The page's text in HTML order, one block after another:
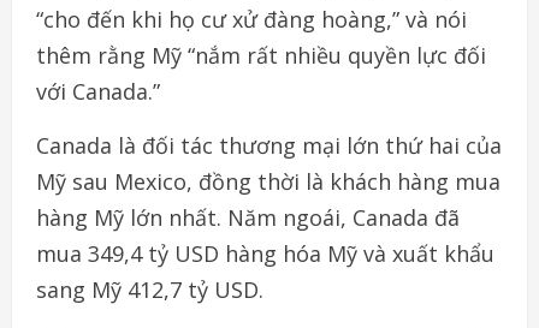
“cho đến khi họ cư xử đàng hoàng,” và nói
thêm rằng Mỹ “nắm rất nhiều quyền lực đối
với Canada.”
Canada là đối tác thương mại lớn thứ hai của
Mỹ sau Mexico, đồng thời là khách hàng mua
hàng Mỹ lớn nhất. Năm ngoái, Canada đã
mua 349,4 tỷ USD hàng hóa Mỹ và xuất khẩu
sang Mỹ 412,7 tỷ USD.